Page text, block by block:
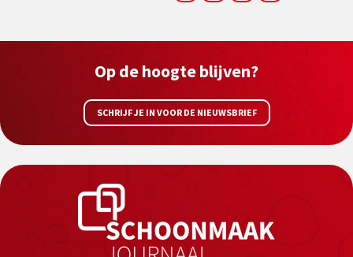
Op de hoogte blijven?
SCHRIJF JE IN VOOR DE NIEUWSBRIEF